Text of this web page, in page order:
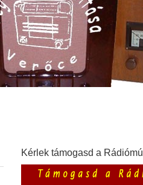
Kérlek támogasd a